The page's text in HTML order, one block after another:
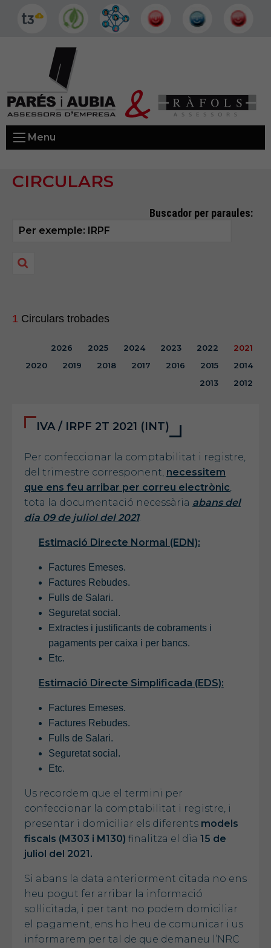
Menu
CIRCULARS
Buscador per paraules:
1 Circulars trobades
2026 2025 2024 2023 2022
2021
2020
2019 2018 2017 2016 2015
2014
2013
2012
IVA / IRPF 2T 2021 (INT)
Per confeccionar la comptabilitat i registre,
del trimestre corresponent, necessitem
que ens feu arribar per correu electrònic,
tota la documentació necessària abans del
dia 09 de juliol del 2021:
Estimació Directe Normal (EDN):
Factures Emeses.
Factures Rebudes.
Fulls de Salari.
Seguretat social.
Extractes i justificants de cobraments i
pagaments per caixa i per bancs.
Etc.
Estimació Directe Simplificada (EDS):
Factures Emeses.
Factures Rebudes.
Fulls de Salari.
Seguretat social.
Etc.
Us recordem que el termini per
confeccionar la comptabilitat i registre, i
presentar i domiciliar els diferents models
fiscals (M303 i M130) finalitza el dia 15 de
juliol del 2021.
Si abans la data anteriorment citada no ens
heu pogut fer arribar la informació
sol·licitada, i per tant no podem domiciliar
el pagament, ens ho heu de comunicar i us
informarem per tal de que demaneu l’NRC